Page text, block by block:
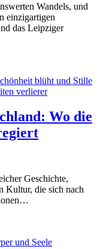
Wandels, und
einzigartigen
das Leipziger
blüht und Stille
Wo die
Geschichte,
Kultur, die sich nach
und Seele